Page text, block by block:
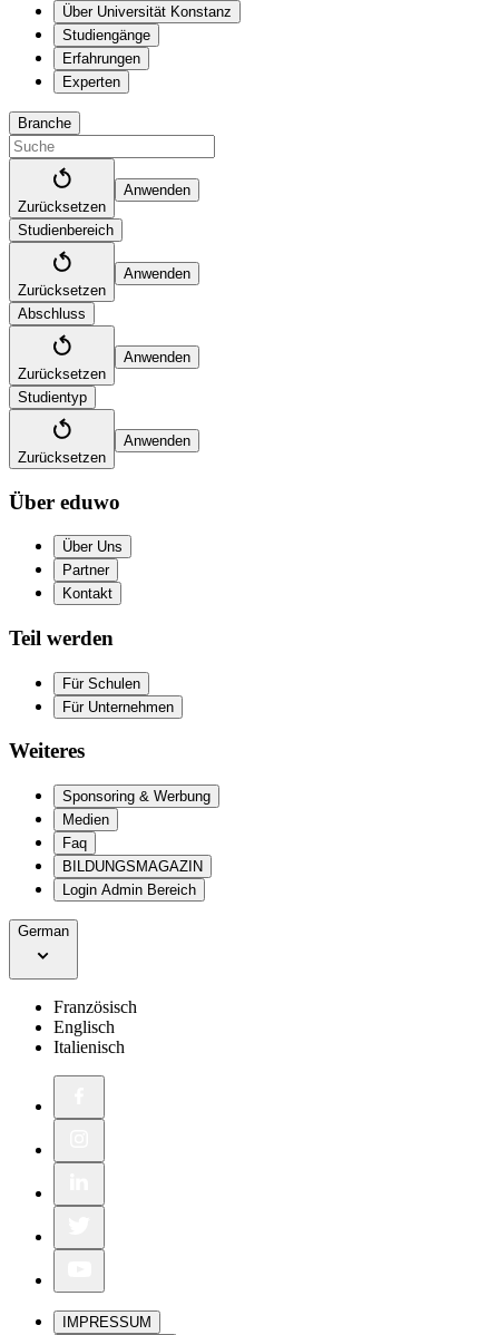
Über Universität Konstanz
Studiengänge
Erfahrungen
Experten
Branche
Zurücksetzen
Anwenden
Studienbereich
Zurücksetzen
Anwenden
Abschluss
Zurücksetzen
Anwenden
Studientyp
Zurücksetzen
Anwenden
Über eduwo
Über Uns
Partner
Kontakt
Teil werden
Für Schulen
Für Unternehmen
Weiteres
Sponsoring & Werbung
Medien
Faq
BILDUNGSMAGAZIN
Login Admin Bereich
German
Französisch
Englisch
Italienisch
IMPRESSUM